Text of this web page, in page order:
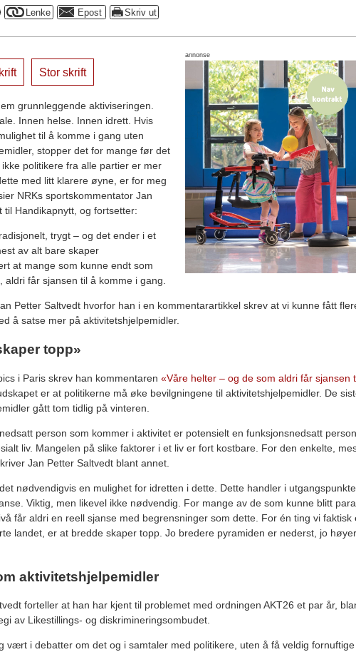
annonse
Stor skrift
grunnleggende aktiviseringen.
Innen helse. Innen idrett. Hvis
til å komme i gang uten
stopper det for mange før det
politikere fra alle partier er mer
med litt klarere øyne, er for meg
NRKs sportskommentator Jan
til Handikapnytt, og fortsetter:
trygt – og det ender i et
av alt bare skaper
at mange som kunne endt som
aldri får sjansen til å komme i gang.
Petter Saltvedt hvorfor han i en kommentarartikkel skrev at vi kunne fått
å satse mer på aktivitetshjelpemidler.
topp»
i Paris skrev han kommentaren «Våre helter – og de som aldri får sjansen
er at politikerne må øke bevilgningene til aktivitetshjelpemidler. De
gått tom tidlig på vinteren.
person som kommer i aktivitet er potensielt en funksjonsnedsatt
liv. Mangelen på slike faktorer i et liv er fort kostbare. For den enkelte,
Jan Petter Saltvedt blant annet.
nødvendigvis en mulighet for idretten i dette. Dette handler i
Viktig, men likevel ikke nødvendig. For mange av de som kunne blitt
får aldri en reell sjanse med begrensninger som dette. For én ting vi faktisk
landet, er at bredde skaper topp. Jo bredere pyramiden er nederst, jo
aktivitetshjelpemidler
forteller at han har kjent til problemet med ordningen AKT26 et par år,
av Likestillings- og diskrimineringsombudet.
vært i debatter om det og i samtaler med politikere, uten å få veldig